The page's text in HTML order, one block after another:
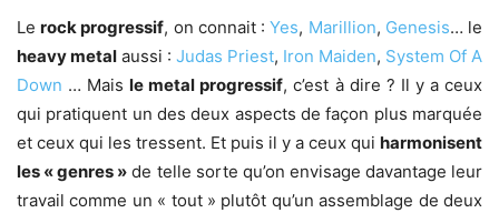
Lerock progressif, on connait :Yes, Marillion, Genesis… le
heavy metal aussi : Judas Priest, Iron Maiden, System Of A
Down … Maisle metal progressif, c’est à dire ? Il y a ceux
qui pratiquent un des deux aspects de façon plus marquée
et ceux qui les tressent. Et puis il y a ceux qui harmonisent
les « genres » de telle sorte qu’on envisage davantage leur
travail comme un « tout » plutôt qu’un assemblage de deux